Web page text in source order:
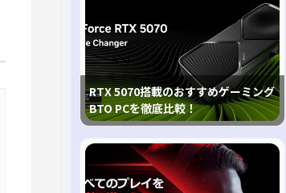
RTX 5070搭載のおすすめゲーミング
BTO PCを徹底比較！